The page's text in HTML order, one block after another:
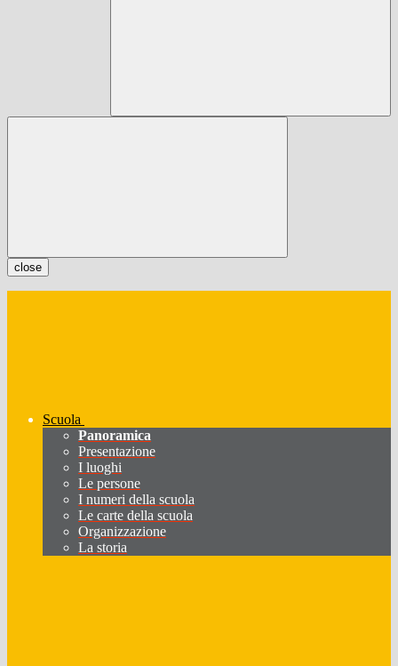
close
Scuola
Panoramica
Presentazione
I luoghi
Le persone
I numeri della scuola
Le carte della scuola
Organizzazione
La storia